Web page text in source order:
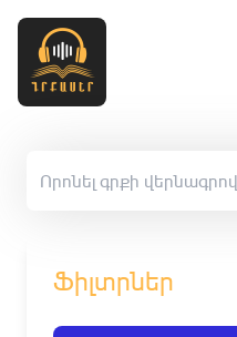
Ֆիլտրներ